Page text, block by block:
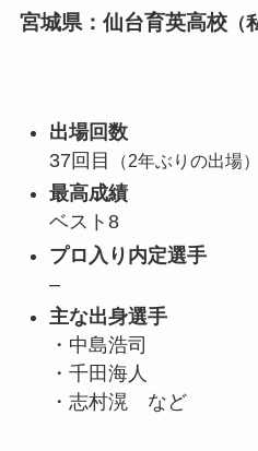
宮城県：仙台育英高校（
出場回数
37回目
（2年ぶりの出場）
最高成績
ベスト8
プロ入り内定選手
–
主な出身選手
・中島浩司
・千田海人
・志村滉 など